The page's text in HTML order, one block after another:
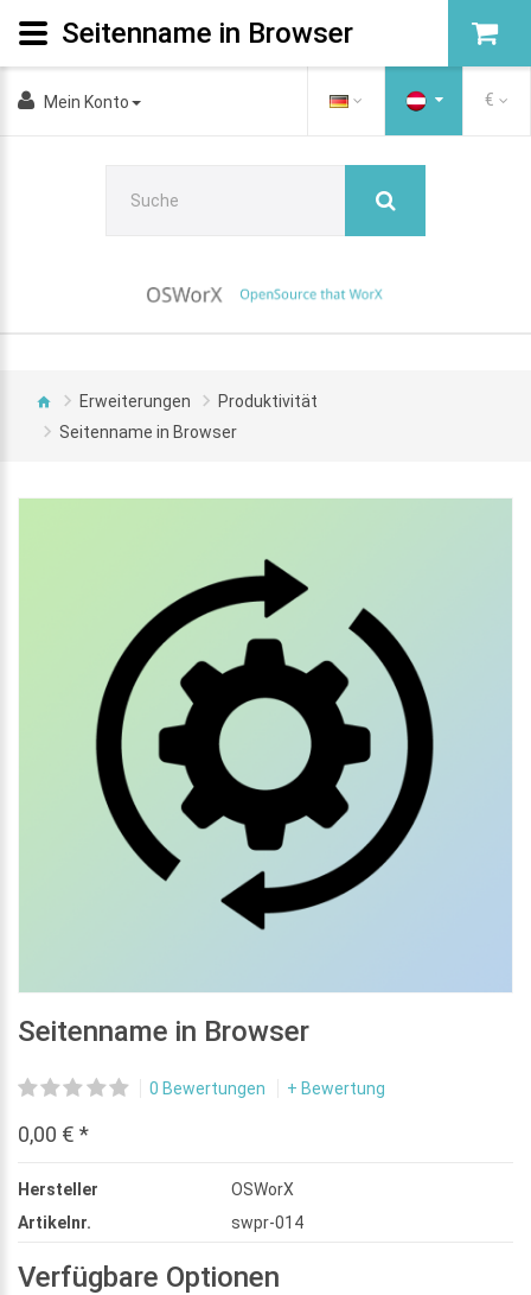
Mein Konto €
Erweiterungen
Produktivität
Seitenname in Browser
Seitenname in Browser
0 Bewertungen + Bewertung
0,00 € *
Hersteller
OSWorX
Artikelnr.
swpr-014
Verfügbare Optionen
Seitenname in Browser